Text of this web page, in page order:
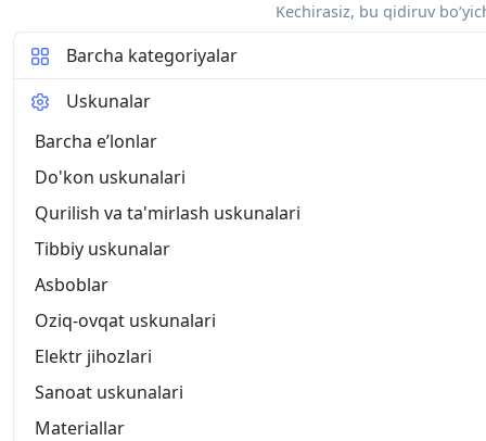
Kechirasiz, bu qidiruv
Barcha kategoriyalar
Uskunalar
Barcha eʼlonlar
Do'kon uskunalari
Qurilish va ta'mirlash uskunalari
Tibbiy uskunalar
Asboblar
Oziq-ovqat uskunalari
Elektr jihozlari
Sanoat uskunalari
Materiallar